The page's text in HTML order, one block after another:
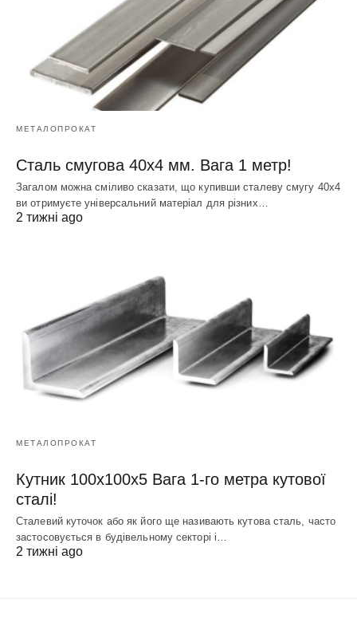
МЕТАЛОПРОКАТ
Сталь смугова 40х4 мм. Вага 1 метр!
Загалом можна сміливо сказати, що купивши сталеву смугу 40х4
ви отримуєте універсальний матеріал для різних…
2 тижні ago
МЕТАЛОПРОКАТ
Кутник 100х100х5 Вага 1-го метра кутової
сталі!
Сталевий куточок або як його ще називають кутова сталь, часто
застосовується в будівельному секторі і…
2 тижні ago